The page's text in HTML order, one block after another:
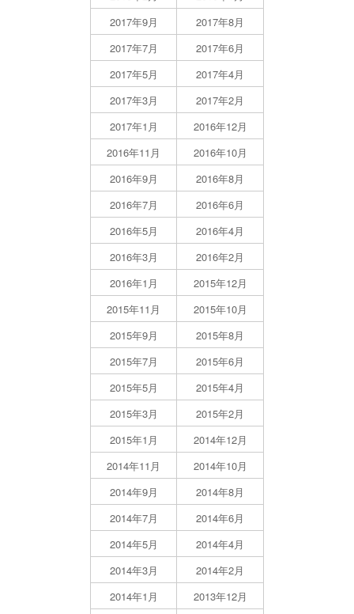
2017年9月
2017年8月
2017年7月
2017年6月
2017年5月
2017年4月
2017年3月
2017年2月
2017年1月
2016年12月
2016年11月
2016年10月
2016年9月
2016年8月
2016年7月
2016年6月
2016年5月
2016年4月
2016年3月
2016年2月
2016年1月
2015年12月
2015年11月
2015年10月
2015年9月
2015年8月
2015年7月
2015年6月
2015年5月
2015年4月
2015年3月
2015年2月
2015年1月
2014年12月
2014年11月
2014年10月
2014年9月
2014年8月
2014年7月
2014年6月
2014年5月
2014年4月
2014年3月
2014年2月
2014年1月
2013年12月